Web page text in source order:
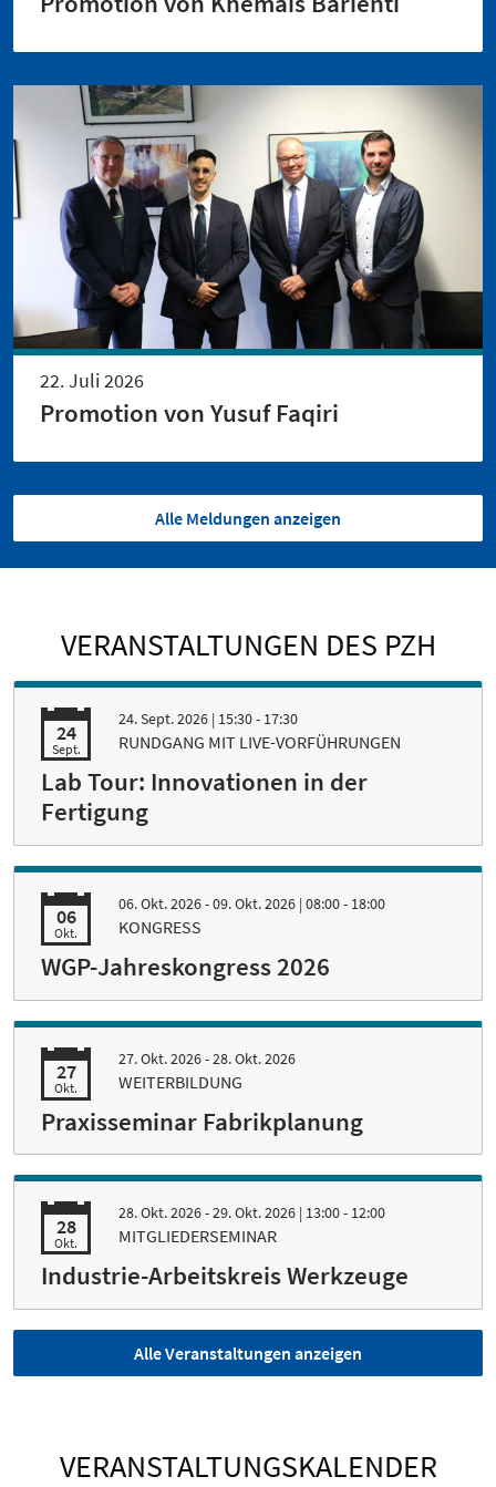
22. Juli 2026
Promotion von Yusuf Faqiri
Alle Meldungen anzeigen
VERANSTALTUNGEN DES PZH
24
Sept.
24. Sept. 2026 | 15:30 - 17:30
RUNDGANG MIT LIVE-VORFÜHRUNGEN
Lab Tour: Innovationen in der
Fertigung
06
Okt.
06. Okt. 2026 - 09. Okt. 2026 | 08:00 - 18:00
KONGRESS
WGP-Jahreskongress 2026
27
Okt.
27. Okt. 2026 - 28. Okt. 2026
WEITERBILDUNG
Praxisseminar Fabrikplanung
28
Okt.
28. Okt. 2026 - 29. Okt. 2026 | 13:00 - 12:00
MITGLIEDERSEMINAR
Industrie-Arbeitskreis Werkzeuge
Alle Veranstaltungen anzeigen
VERANSTALTUNGSKALENDER